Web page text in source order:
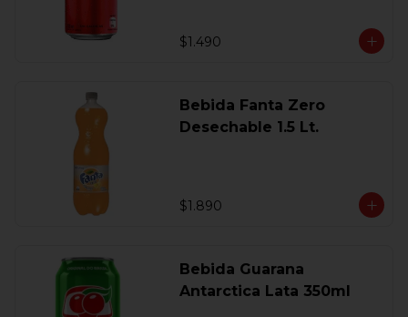
$1.490
Bebida Fanta Zero
Desechable 1.5 Lt.
$1.890
Bebida Guarana
Antarctica Lata 350ml